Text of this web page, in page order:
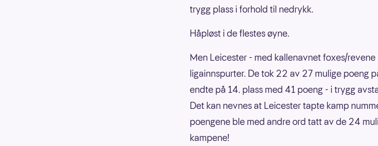
trygg plass i forhold til nedrykk.
Håpløst i de flestes øyne.
Men Leicester - med kallenavnet foxes/
ligainnspurter. De tok 22 av 27 mulige poeng
endte på 14. plass med 41 poeng - i trygg
Det kan nevnes at Leicester tapte kamp
poengene ble med andre ord tatt av de 24
kampene!